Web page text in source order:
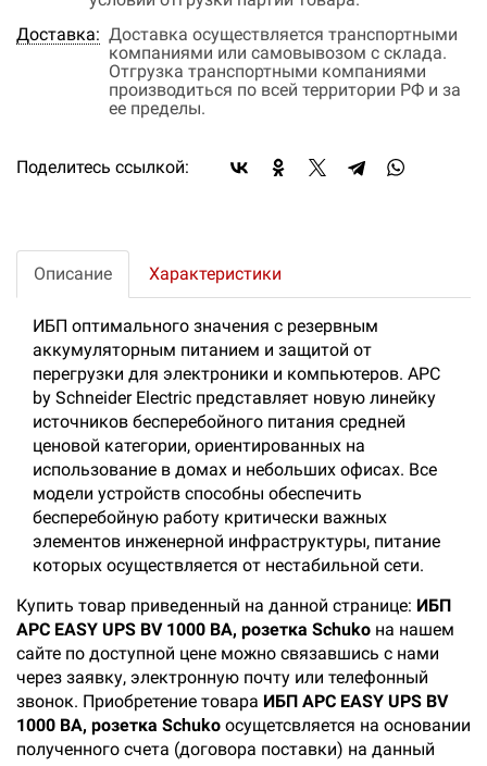
Доставка: Доставка осуществляется транспортными
компаниями или самовывозом с склада.
Отгрузка транспортными компаниями
производиться по всей территории РФ и за
ее пределы.
Поделитесь ссылкой:
Описание Характеристики
ИБП оптимального значения с резервным
аккумуляторным питанием и защитой от
перегрузки для электроники и компьютеров. APC
by Schneider Electric представляет новую линейку
источников бесперебойного питания средней
ценовой категории, ориентированных на
использование в домах и небольших офисах. Все
модели устройств способны обеспечить
бесперебойную работу критически важных
элементов инженерной инфраструктуры, питание
которых осуществляется от нестабильной сети.
Купить товар приведенный на данной странице: ИБП
APC EASY UPS BV 1000 ВА, розетка Schuko на нашем
сайте по доступной цене можно связавшись с нами
через заявку, электронную почту или телефонный
звонок. Приобретение товара ИБП APC EASY UPS BV
1000 ВА, розетка Schuko осущетсвляется на основании
полученного счета (договора поставки) на данный